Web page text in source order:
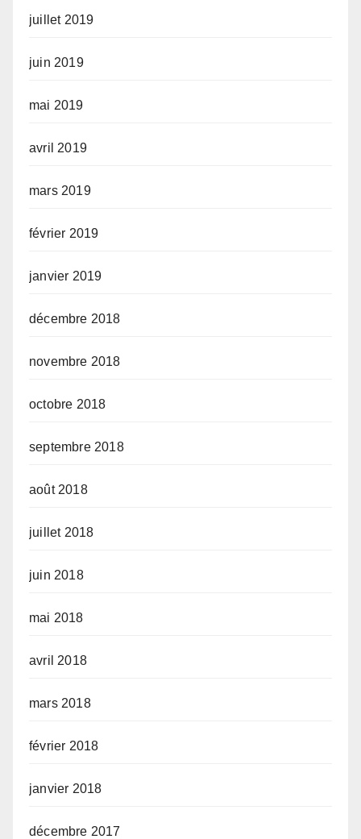
juillet 2019
juin 2019
mai 2019
avril 2019
mars 2019
février 2019
janvier 2019
décembre 2018
novembre 2018
octobre 2018
septembre 2018
août 2018
juillet 2018
juin 2018
mai 2018
avril 2018
mars 2018
février 2018
janvier 2018
décembre 2017